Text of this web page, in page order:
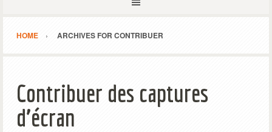
HOME ARCHIVES FOR CONTRIBUER
Contribuer des captures
d’écran